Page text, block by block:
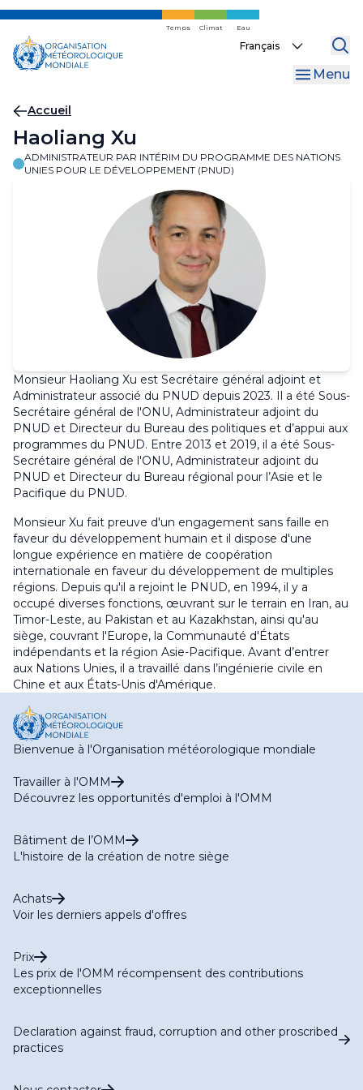
Skip
main
content
Temps Climat Eau
Select
Menu
Fil
d'Ariane
Accueil
Haoliang Xu
ADMINISTRATEUR PAR INTÉRIM DU PROGRAMME DES NATIONS
UNIES POUR LE DÉVELOPPEMENT (PNUD)
Monsieur Haoliang Xu est Secrétaire général adjoint et
Administrateur associé du PNUD depuis 2023. Il a été Sous-
Secrétaire général de l'ONU, Administrateur adjoint du
PNUD et Directeur du Bureau des politiques et d’appui aux
programmes du PNUD. Entre 2013 et 2019, il a été Sous-
Secrétaire général de l'ONU, Administrateur adjoint du
PNUD et Directeur du Bureau régional pour l’Asie et le
Pacifique du PNUD.
Monsieur Xu fait preuve d'un engagement sans faille en
faveur du développement humain et il dispose d'une
longue expérience en matière de coopération
internationale en faveur du développement de multiples
régions. Depuis qu'il a rejoint le PNUD, en 1994, il y a
occupé diverses fonctions, œuvrant sur le terrain en Iran, au
Timor-Leste, au Pakistan et au Kazakhstan, ainsi qu'au
siège, couvrant l'Europe, la Communauté d'États
indépendants et la région Asie-Pacifique. Avant d’entrer
aux Nations Unies, il a travaillé dans l’ingénierie civile en
Chine et aux États-Unis d'Amérique.
Bienvenue à l'Organisation météorologique mondiale
Travailler à l'OMM
Découvrez les opportunités d'emploi à l'OMM
Bâtiment de l’OMM
L'histoire de la création de notre siège
Achats
Voir les derniers appels d'offres
Prix
Les prix de l'OMM récompensent des contributions
exceptionnelles
Declaration against fraud, corruption and other proscribed
practices